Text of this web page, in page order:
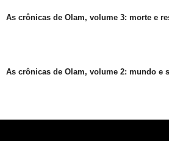
As crônicas de Olam, volume 3: morte e
As crônicas de Olam, volume 2: mundo e